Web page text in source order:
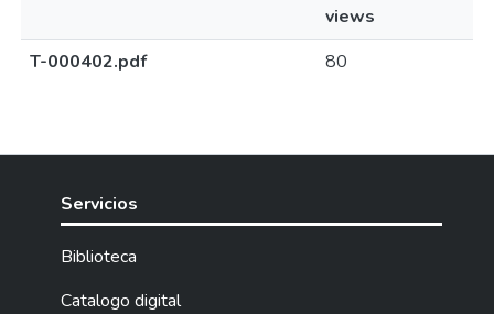
views
T-000402.pdf
80
Servicios
Biblioteca
Catalogo digital